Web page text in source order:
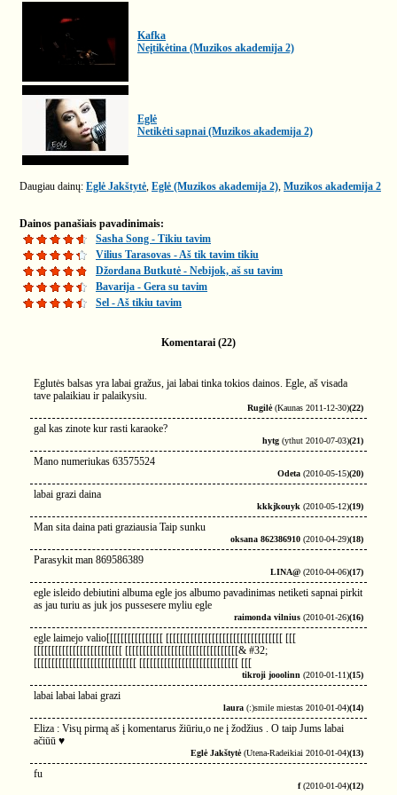
Kafka
Neįtikėtina (Muzikos akademija 2)
Eglė
Netikėti sapnai (Muzikos akademija 2)
Daugiau dainų: Eglė Jakštytė, Eglė (Muzikos akademija 2), Muzikos akademija 2
Dainos panašiais pavadinimais:
Sasha Song - Tikiu tavim
Vilius Tarasovas - Aš tik tavim tikiu
Džordana Butkutė - Nebijok, aš su tavim
Bavarija - Gera su tavim
Sel - Aš tikiu tavim
Komentarai (22)
Eglutės balsas yra labai gražus, jai labai tinka tokios dainos. Egle, aš visada
tave palaikiau ir palaikysiu.
Rugilė(Kaunas 2011-12-30)(22)
gal kas zinote kur rasti karaoke?
hytg (ythut 2010-07-03)(21)
Mano numeriukas 63575524
Odeta (2010-05-15)(20)
labai grazi daina
kkkjkouyk (2010-05-12)(19)
Man sita daina pati graziausia Taip sunku
oksana 862386910 (2010-04-29)(18)
Parasykit man 869586389
LINA@ (2010-04-06)(17)
egle isleido debiutini albuma egle jos albumo pavadinimas netiketi sapnai pirkit
as jau turiu as juk jos pussesere myliu egle
raimonda vilnius (2010-01-26)(16)
egle laimejo valio[[[[[[[[[[[[[[[[ [[[[[[[[[[[[[[[[[[[[[[[[[[[[[[[[[ [[[
[[[[[[[[[[[[[[[[[[[[[[[[[ [[[[[[[[[[[[[[[[[[[[[[[[[[[[[[[[& #32;
[[[[[[[[[[[[[[[[[[[[[[[[[[[[[ [[[[[[[[[[[[[[[[[[[[[[[[[[[[ [[[
tikroji jooolinn (2010-01-11)(15)
labai labai labai grazi
laura (:)smile miestas 2010-01-04)(14)
Eliza : Visų pirmą aš į komentarus žiūriu,o ne į žodžius . O taip Jums labai
ačiūū ♥
Eglė Jakštytė(Utena-Radeikiai 2010-01-04)(13)
fu
f(2010-01-04)(12)